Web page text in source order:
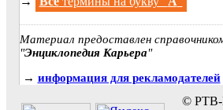
Материал предоставлен
"Энциклопедия Карьера"
→ информация для рекламодателей
© РТВ-